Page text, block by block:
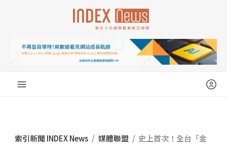
索引新聞 INDEX News / 媒體聯盟 / 史上首次！全台「金